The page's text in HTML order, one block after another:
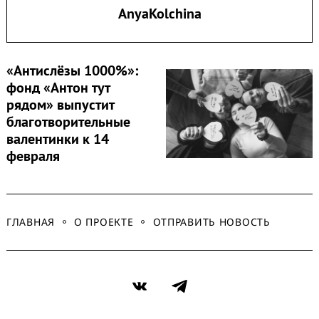
AnyaKolchina
«Антислёзы 1000%»:
фонд «Антон тут
рядом» выпустит
благотворительные
валентинки к 14
февраля
ГЛАВНАЯ О ПРОЕКТЕ ОТПРАВИТЬ НОВОСТЬ
VK Telegram